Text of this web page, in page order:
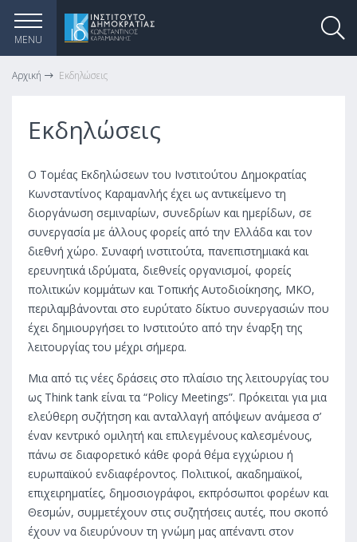
MENU
Αρχική Εκδηλώσεις
Εκδηλώσεις
Ο Τομέας Εκδηλώσεων του Ινστιτούτου Δημοκρατίας
Κωνσταντίνος Καραμανλής έχει ως αντικείμενο τη
διοργάνωση σεμιναρίων, συνεδρίων και ημερίδων, σε
συνεργασία με άλλους φορείς από την Ελλάδα και τον
διεθνή χώρο. Συναφή ινστιτούτα, πανεπιστημιακά και
ερευνητικά ιδρύματα, διεθνείς οργανισμοί, φορείς
πολιτικών κομμάτων και Τοπικής Αυτοδιοίκησης, ΜΚΟ,
περιλαμβάνονται στο ευρύτατο δίκτυο συνεργασιών που
έχει δημιουργήσει το Ινστιτούτο από την έναρξη της
λειτουργίας του μέχρι σήμερα.
Μια από τις νέες δράσεις στο πλαίσιο της λειτουργίας του
ως Think tank είναι τα “Policy Meetings”. Πρόκειται για μια
ελεύθερη συζήτηση και ανταλλαγή απόψεων ανάμεσα σ’
έναν κεντρικό ομιλητή και επιλεγμένους καλεσμένους,
πάνω σε διαφορετικό κάθε φορά θέμα εγχώριου ή
ευρωπαϊκού ενδιαφέροντος. Πολιτικοί, ακαδημαϊκοί,
επιχειρηματίες, δημοσιογράφοι, εκπρόσωποι φορέων και
Θεσμών, συμμετέχουν στις συζητήσεις αυτές, που σκοπό
έχουν να διευρύνουν τη γνώμη μας απέναντι στον